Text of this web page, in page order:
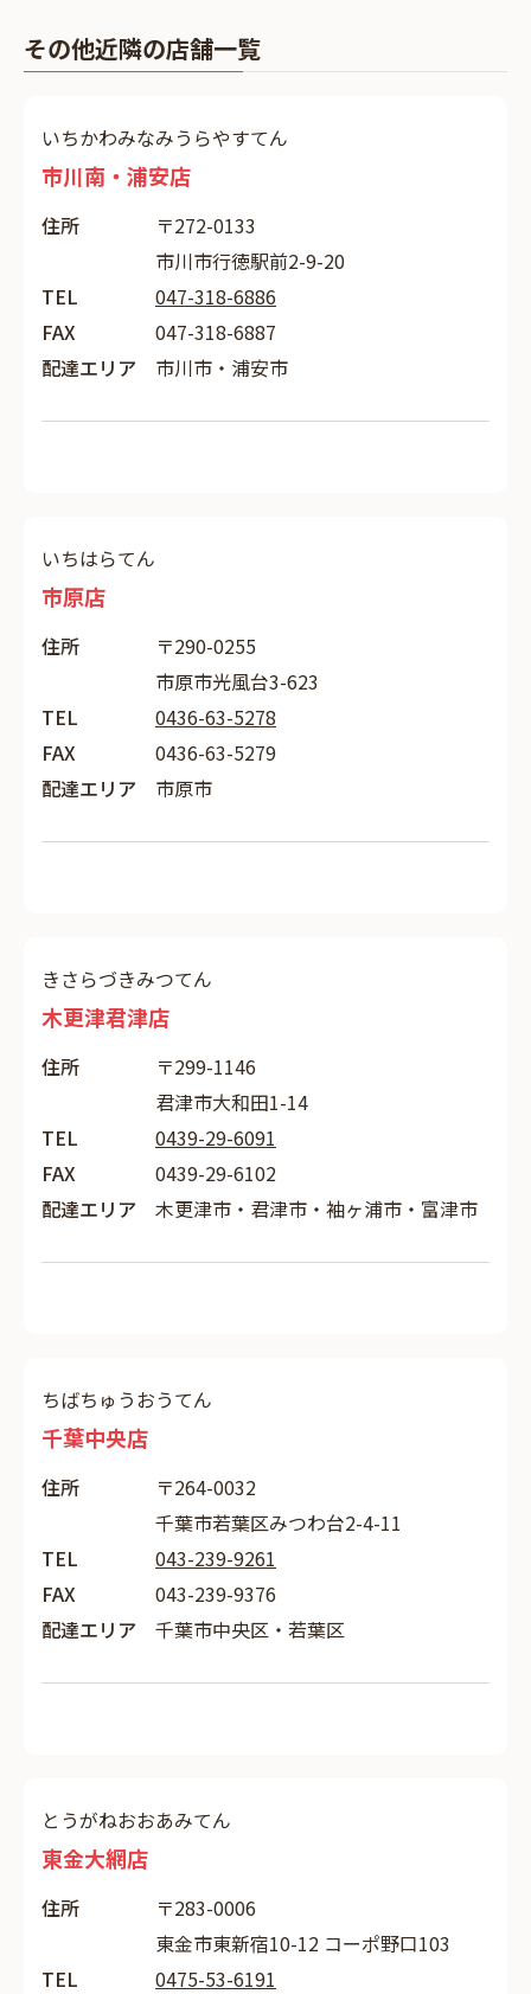
その他近隣の店舗一覧
いちかわみなみうらやすてん
市川南・浦安店
住所
〒272-0133
市川市行徳駅前2-9-20
TEL
047-318-6886
FAX
047-318-6887
配達エリア
市川市・浦安市
いちはらてん
市原店
住所
〒290-0255
市原市光風台3-623
TEL
0436-63-5278
FAX
0436-63-5279
配達エリア
市原市
きさらづきみつてん
木更津君津店
住所
〒299-1146
君津市大和田1-14
TEL
0439-29-6091
FAX
0439-29-6102
配達エリア
木更津市・君津市・袖ヶ浦市・富津市
ちばちゅうおうてん
千葉中央店
住所
〒264-0032
千葉市若葉区みつわ台2-4-11
TEL
043-239-9261
FAX
043-239-9376
配達エリア
千葉市中央区・若葉区
とうがねおおあみてん
東金大網店
住所
〒283-0006
東金市東新宿10-12 コーポ野口103
TEL
0475-53-6191